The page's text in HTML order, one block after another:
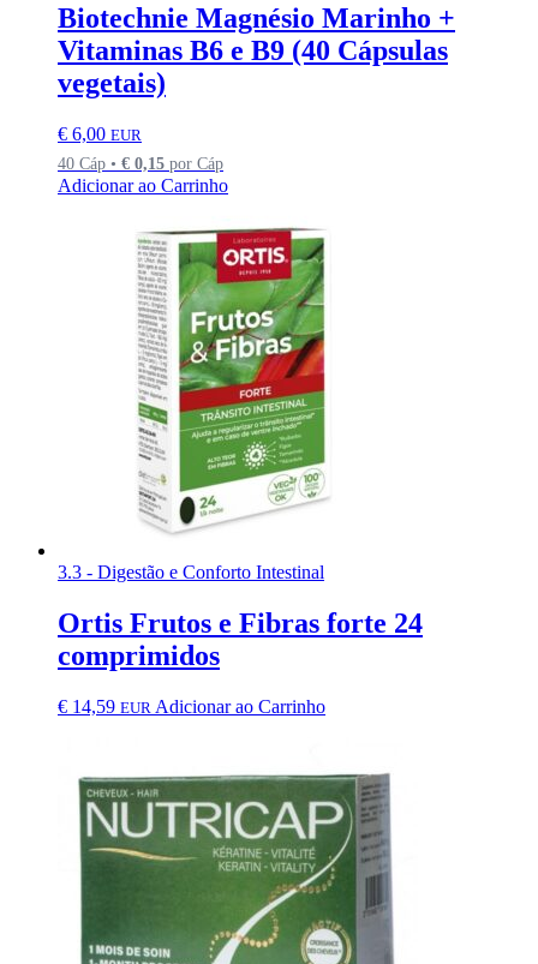
Biotechnie Magnésio Marinho +
Vitaminas B6 e B9 (40 Cápsulas
vegetais)
€ 6,00 EUR
40 Cáp • € 0,15 por Cáp
Adicionar ao Carrinho
3.3 - Digestão e Conforto Intestinal
Ortis Frutos e Fibras forte 24
comprimidos
€ 14,59 EUR Adicionar ao Carrinho